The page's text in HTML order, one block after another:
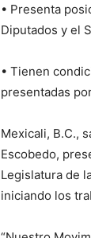
• Presenta
Diputados y el
• Tienen
presentadas
Mexicali, B.C.,
Escobedo,
Legislatura de
iniciando los